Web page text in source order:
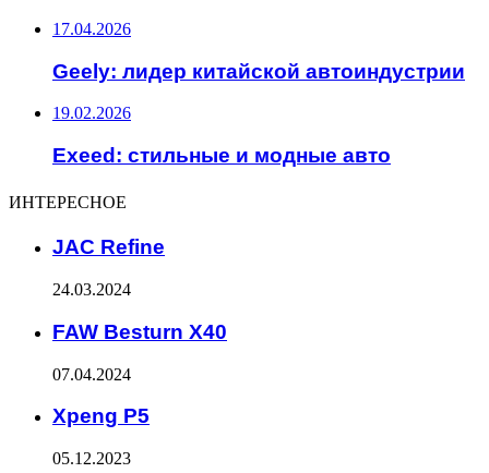
17.04.2026
Geely: лидер китайской автоиндустрии
19.02.2026
Exeed: стильные и модные авто
ИНТЕРЕСНОЕ
JAC Refine
24.03.2024
FAW Besturn X40
07.04.2024
Xpeng P5
05.12.2023